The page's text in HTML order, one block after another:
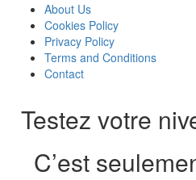
About Us
Cookies Policy
Privacy Policy
Terms and Conditions
Contact
Testez votre
C’est